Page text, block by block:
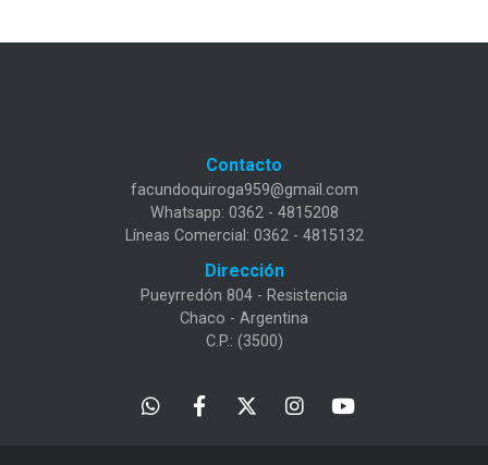
Contacto
facundoquiroga959@gmail.com
Whatsapp: 0362 - 4815208
Líneas Comercial: 0362 - 4815132
Dirección
Pueyrredón 804 - Resistencia
Chaco - Argentina
C.P.: (3500)